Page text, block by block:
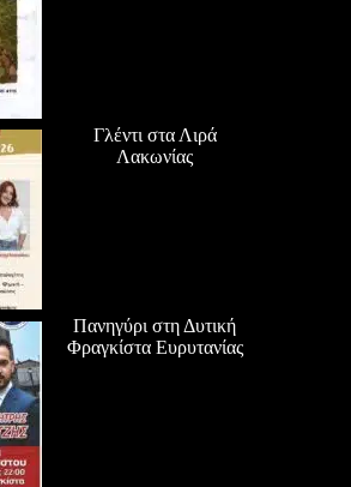
Γλέντι στα Λιρά
Λακωνίας
Πανηγύρι στη Δυτική
Φραγκίστα Ευρυτανίας